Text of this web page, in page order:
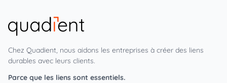
Chez Quadient, nous aidons les entreprises à créer des liens
durables avec leurs clients.
Parce que les liens sont essentiels.